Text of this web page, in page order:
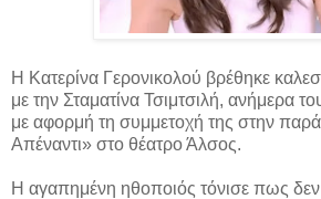
Η Κατερίνα Γερονικολού βρέθηκε
με την Σταματίνα Τσιμτσιλή, ανήμερα
με αφορμή τη συμμετοχή της στην
Απέναντι» στο θέατρο Άλσος.
Η αγαπημένη ηθοποιός τόνισε πως δεν